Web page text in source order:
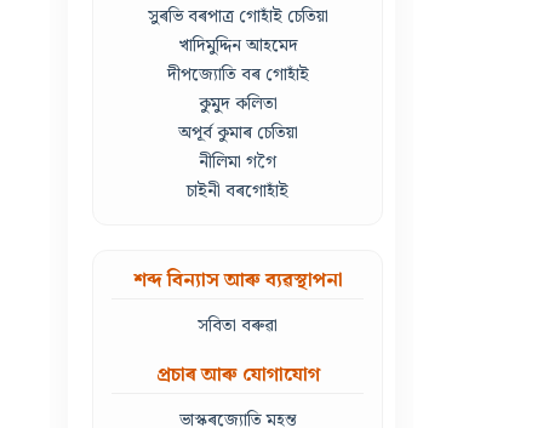
সুৰভি বৰপাত্ৰ গোহাঁই চেতিয়া
খাদিমুদ্দিন আহমেদ
দীপজ্যোতি বৰ গোহাঁই
কুমুদ কলিতা
অপূৰ্ব কুমাৰ চেতিয়া
নীলিমা গগৈ
চাইনী বৰগোহাঁই
শব্দ বিন্যাস আৰু ব্যৱস্থাপনা
সবিতা বৰুৱা
প্ৰচাৰ আৰু যোগাযোগ
ভাস্কৰজ্যোতি মহন্ত